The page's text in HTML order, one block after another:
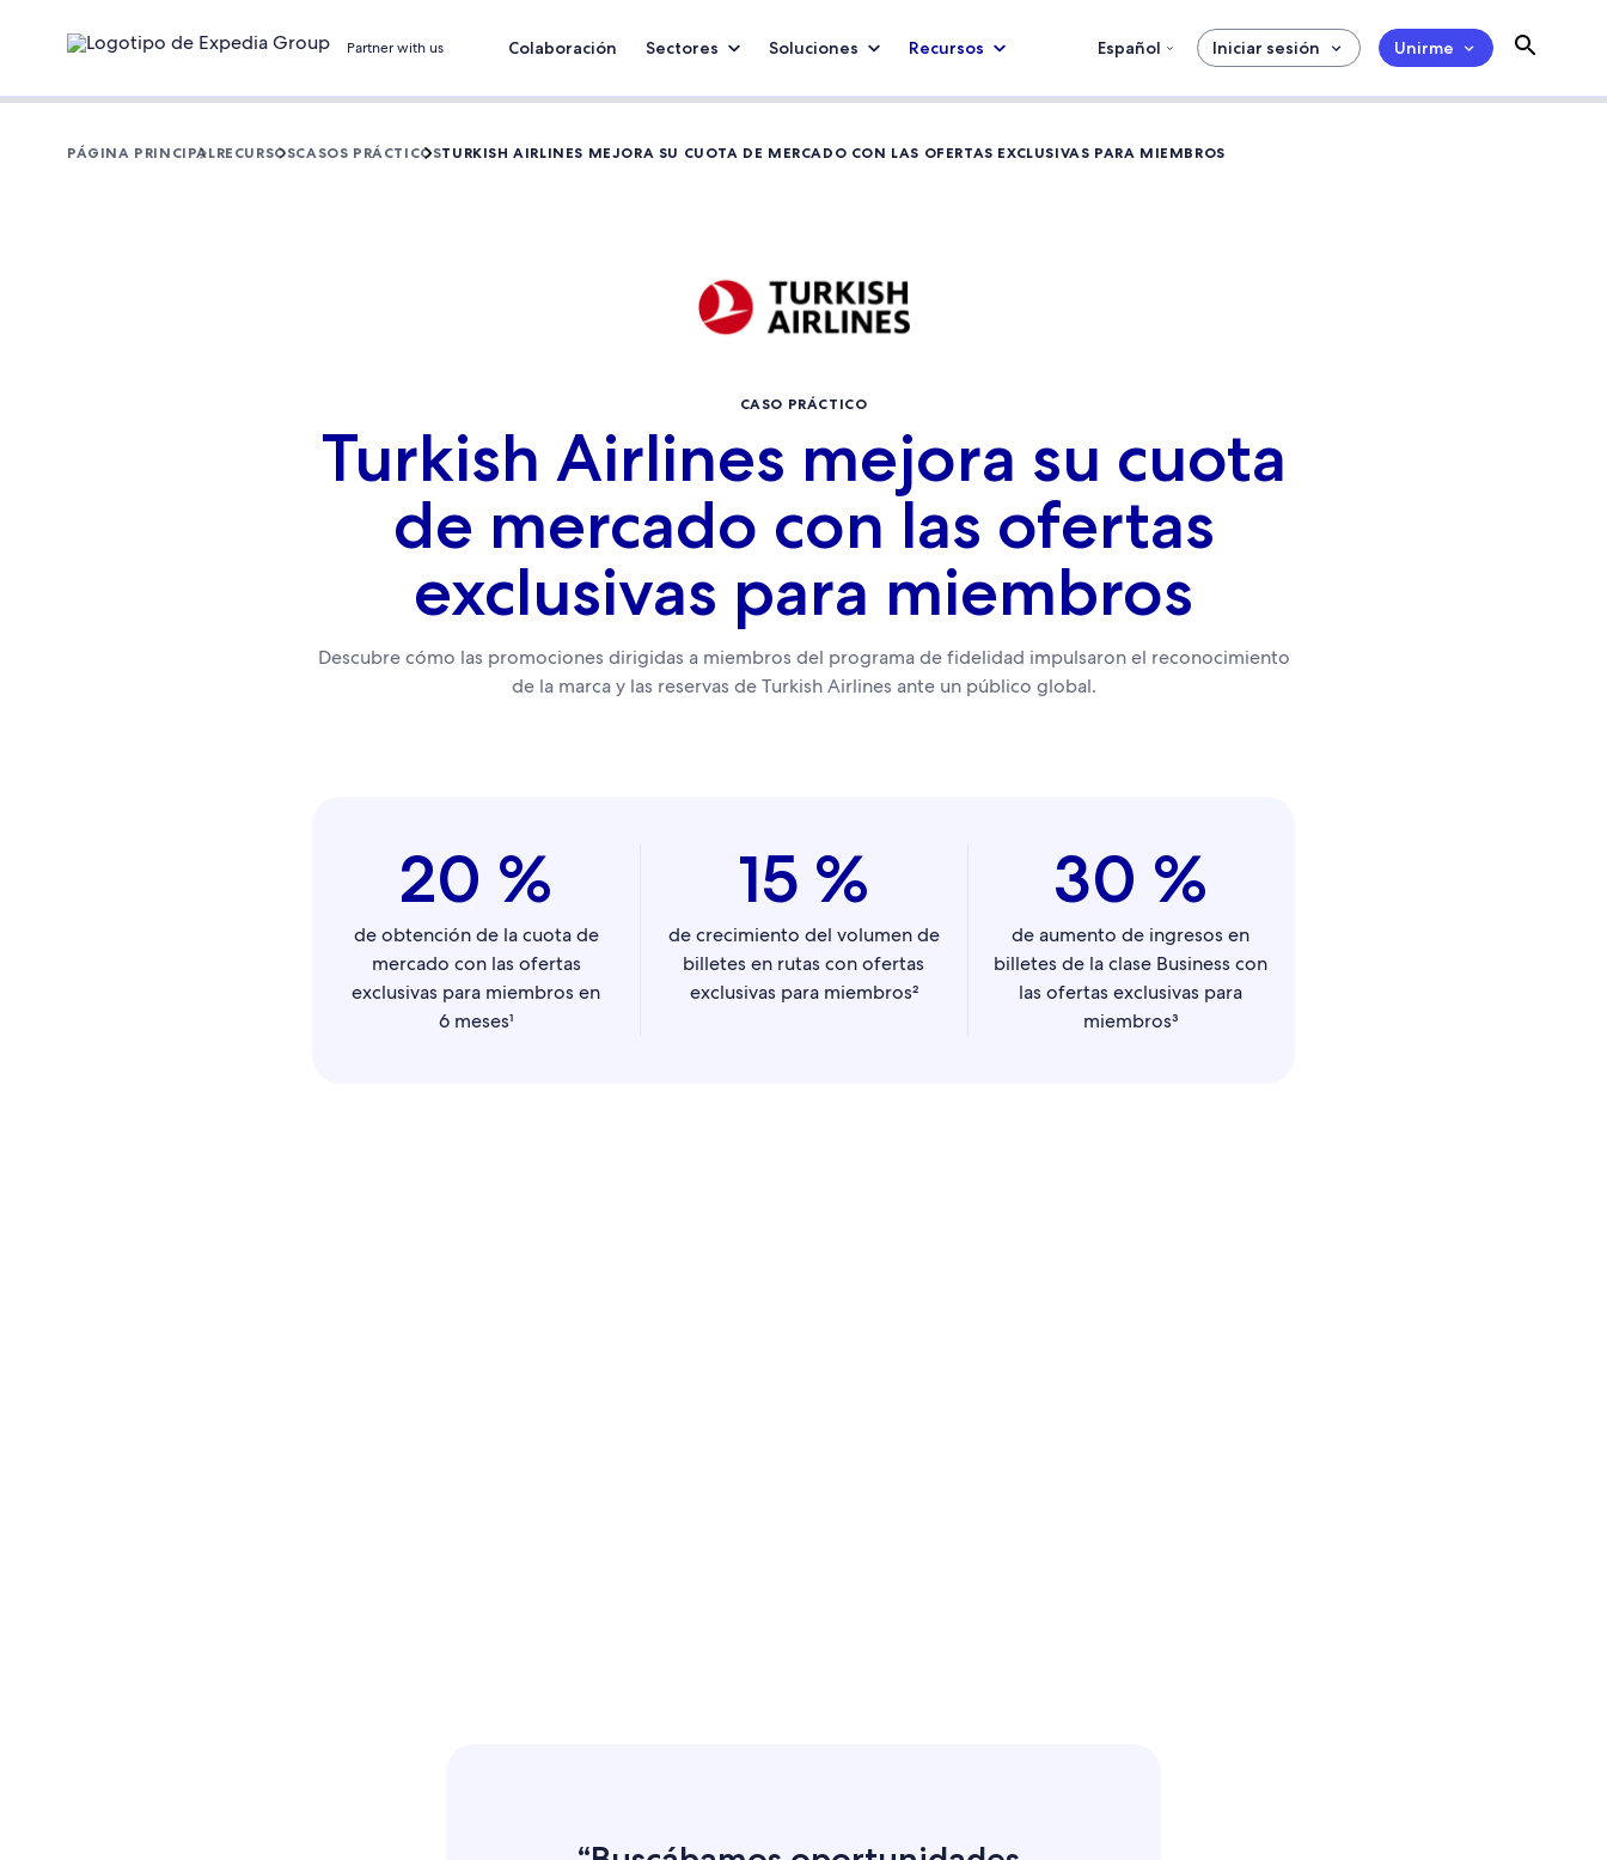
Partner with us Colaboración Sectores Soluciones Recursos Español Iniciar sesión Unirme
PÁGINA PRINCIPALRECURSOSCASOS PRÁCTICOSTURKISH AIRLINES MEJORA SU CUOTA DE MERCADO CON LAS OFERTAS EXCLUSIVAS PARA MIEMBROS
CASO PRÁCTICO
Turkish Airlines mejora su cuota
de mercado con las ofertas
exclusivas para miembros
Descubre cómo las promociones dirigidas a miembros del programa de fidelidad impulsaron el reconocimiento
de la marca y las reservas de Turkish Airlines ante un público global.
20 %
de obtención de la cuota de
mercado con las ofertas
exclusivas para miembros en
6 meses¹
15 %
de crecimiento del volumen de
billetes en rutas con ofertas
exclusivas para miembros²
30 %
de aumento de ingresos en
billetes de la clase Business con
las ofertas exclusivas para
miembros³